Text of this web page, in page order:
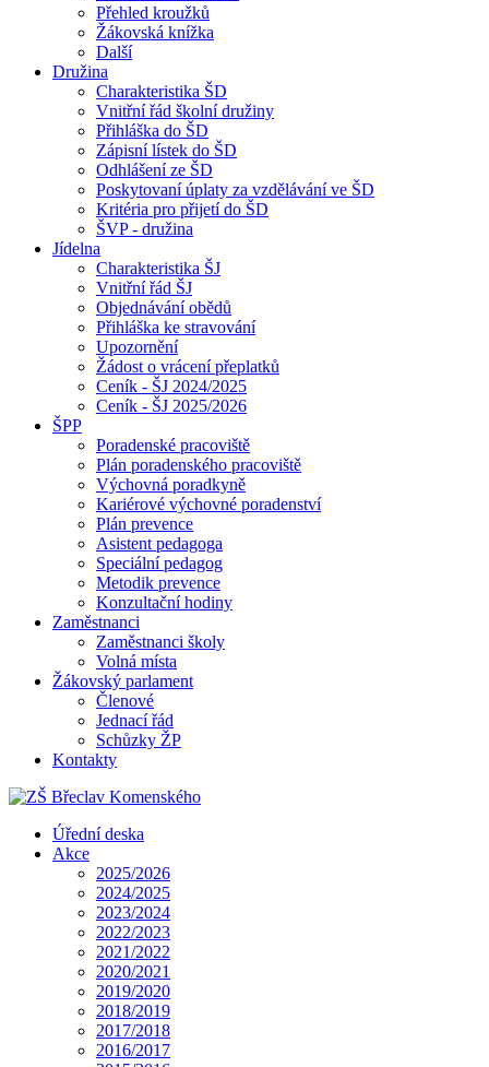
Přehled kroužků
Žákovská knížka
Další
Družina
Charakteristika ŠD
Vnitřní řád školní družiny
Přihláška do ŠD
Zápisní lístek do ŠD
Odhlášení ze ŠD
Poskytovaní úplaty za vzdělávání ve ŠD
Kritéria pro přijetí do ŠD
ŠVP - družina
Jídelna
Charakteristika ŠJ
Vnitřní řád ŠJ
Objednávání obědů
Přihláška ke stravování
Upozornění
Žádost o vrácení přeplatků
Ceník - ŠJ 2024/2025
Ceník - ŠJ 2025/2026
ŠPP
Poradenské pracoviště
Plán poradenského pracoviště
Výchovná poradkyně
Kariérové výchovné poradenství
Plán prevence
Asistent pedagoga
Speciální pedagog
Metodik prevence
Konzultační hodiny
Zaměstnanci
Zaměstnanci školy
Volná místa
Žákovský parlament
Členové
Jednací řád
Schůzky ŽP
Kontakty
Úřední deska
Akce
2025/2026
2024/2025
2023/2024
2022/2023
2021/2022
2020/2021
2019/2020
2018/2019
2017/2018
2016/2017